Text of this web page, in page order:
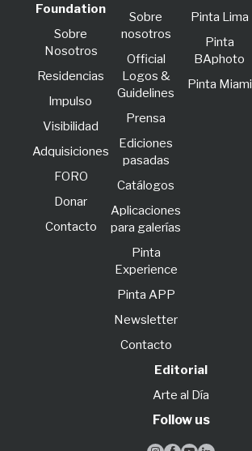
Foundation
Sobre
Nosotros
Residencias
lmpulso
Visibilidad
Adquisiciones
FORO
Donar
Contacto
Sobre
nosotros
Official
Logos &
Guidelines
Prensa
Ediciones
pasadas
Catálogos
Aplicaciones
para galerías
Pinta
Experience
Pinta APP
Newsletter
Contacto
Pinta Lima
Pinta
BAphoto
Pinta Miami
Editorial
Arte al Día
Follow us